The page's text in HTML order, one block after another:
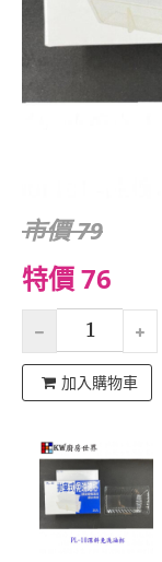
市價 79
特價 76
加入購物車